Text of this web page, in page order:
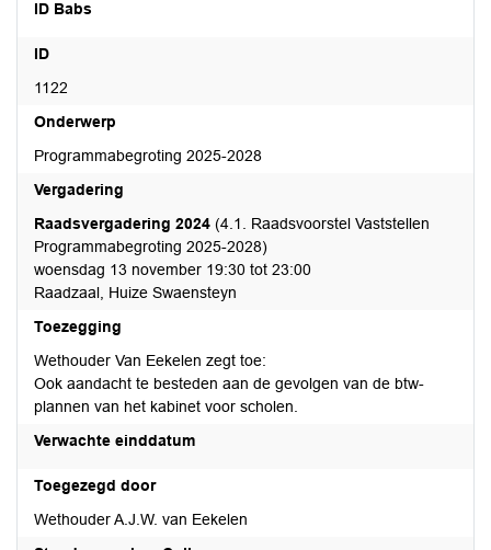
ID Babs
ID
1122
Onderwerp
Programmabegroting 2025-2028
Vergadering
Raadsvergadering 2024 (4.1. Raadsvoorstel Vaststellen
Programmabegroting 2025-2028)
woensdag 13 november 19:30 tot 23:00
Raadzaal, Huize Swaensteyn
Toezegging
Wethouder Van Eekelen zegt toe:
Ook aandacht te besteden aan de gevolgen van de btw-
plannen van het kabinet voor scholen.
Verwachte einddatum
Toegezegd door
Wethouder A.J.W. van Eekelen